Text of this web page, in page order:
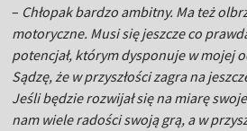
– Chłopak bardzo ambitny. Ma też
motoryczne. Musi się jeszcze co
potencjał, którym dysponuje w mojej
Sądzę, że w przyszłości zagra na
Jeśli będzie rozwijał się na miarę
nam wiele radości swoją grą, a w